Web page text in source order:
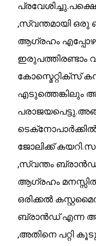
,സ്വന്തമായി
ആഗ്രഹം
ഇരുപത്തിരണ്ടാം
കോസ്മെറ്റിക്സ്
എടുത്തെങ്കിലും
ജോലിക്ക്
,സ്വന്തം
ആഗ്രഹം
ഒരിക്കൽ
ബ്രാൻഡ് എന്ന
,അതിനെ പറ്റി